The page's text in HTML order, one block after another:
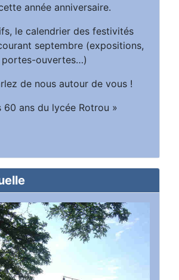
année anniversaire.
le calendrier des festivités
septembre (expositions,
portes-ouvertes…)
de nous autour de vous !
60 ans du lycée Rotrou »